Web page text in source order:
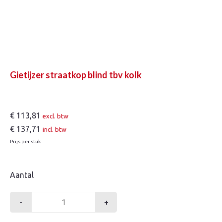
Gietijzer straatkop blind tbv kolk
€ 113,81 excl. btw
€ 137,71 incl. btw
Prijs per stuk
Aantal
- +